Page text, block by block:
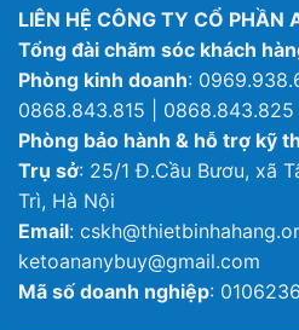
LIÊN HỆ CÔNG TY CỔ PHẦN
Tổng đài chăm sóc khách
Phòng kinh doanh:
0868.843.815 | 0868.843.825
Phòng bảo hành & hỗ trợ kỹ
Trụ sở: 25/1 Đ.Cầu Bươu, xã
Trì, Hà Nội
Email:
ketoananybuy@gmail.com
Mã số doanh nghiệp: